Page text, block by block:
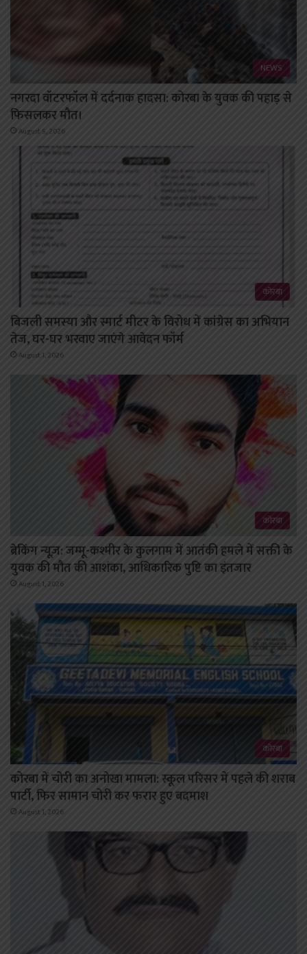
NEWS
नगरदा वॉटरफॉल में दर्दनाक हादसा: कोरबा के युवक की पहाड़ से
फिसलकर मौत।
August 5, 2026
कोरबा
बिजली समस्या और स्मार्ट मीटर के विरोध में कांग्रेस का अभियान
तेज, घर-घर भरवाए जाएंगे आवेदन फॉर्म
August 1, 2026
कोरबा
ब्रेकिंग न्यूज़: जम्मू-कश्मीर के कुलगाम में आतंकी हमले में सक्ती के
युवक की मौत की आशंका, आधिकारिक पुष्टि का इंतजार
August 1, 2026
कोरबा
कोरबा में चोरी का अनोखा मामला: स्कूल परिसर में पहले की शराब
पार्टी, फिर सामान चोरी कर फरार हुए बदमाश
August 1, 2026